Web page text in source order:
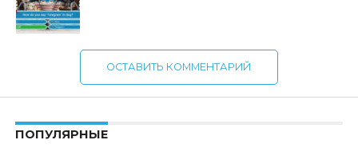
ОСТАВИТЬ КОММЕНТАРИЙ
ПОПУЛЯРНЫЕ